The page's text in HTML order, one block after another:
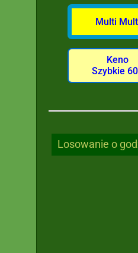
Multi
Keno
Szybkie
Losowanie o